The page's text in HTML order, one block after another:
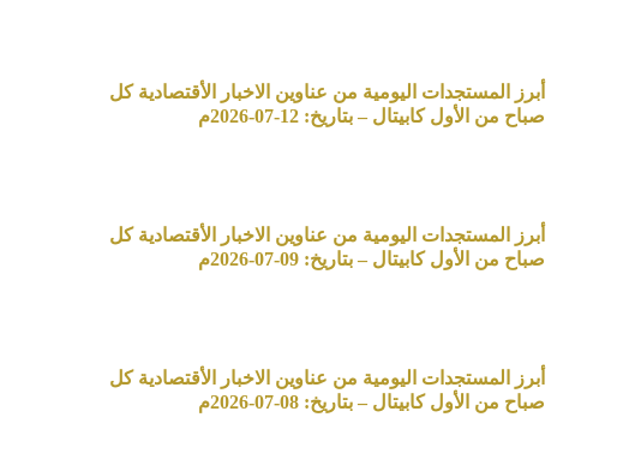
أبرز المستجدات اليومية من عناوين الاخبار الأقتصادية كل
صباح من الأول كابيتال – بتاريخ: 12-07-2026م
أبرز المستجدات اليومية من عناوين الاخبار الأقتصادية كل
صباح من الأول كابيتال – بتاريخ: 09-07-2026م
أبرز المستجدات اليومية من عناوين الاخبار الأقتصادية كل
صباح من الأول كابيتال – بتاريخ: 08-07-2026م